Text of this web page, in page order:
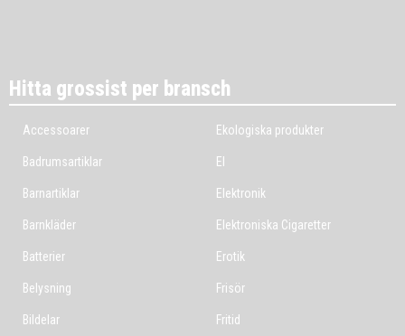
Hitta grossist per bransch
Accessoarer
Badrumsartiklar
Barnartiklar
Barnkläder
Batterier
Belysning
Bildelar
Ekologiska produkter
El
Elektronik
Elektroniska Cigaretter
Erotik
Frisör
Fritid